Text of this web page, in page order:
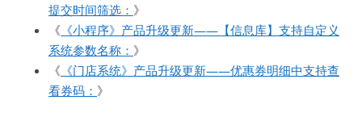
提交时间筛选： 》
《 《小程序》产品升级更新——【信息库】支持自定义
系统参数名称： 》
《 《门店系统》产品升级更新——优惠券明细中支持查
看券码： 》